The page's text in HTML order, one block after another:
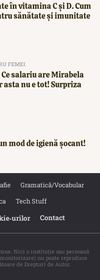
în vitamina C și D. Cum
sănătate și imunitate
FEMEI
salariu are Mirabela
asta nu e tot! Surpriza
mod de igienă șocant!
Gramatică/Vocabular
Tech Stuff
Contact
Nici o instituţie sau persoană
nu poate reproduce
de Drepturi de Autor.